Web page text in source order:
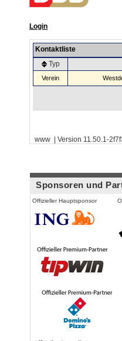
Login
Kontaktliste
Typ
Verein
www | Version 11.50.1-
Sponsoren und
Offizieller Hauptsponsor